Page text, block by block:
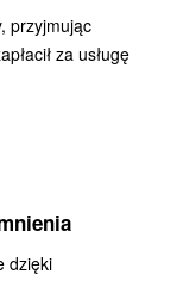
przyjmując
za usługę
dzięki